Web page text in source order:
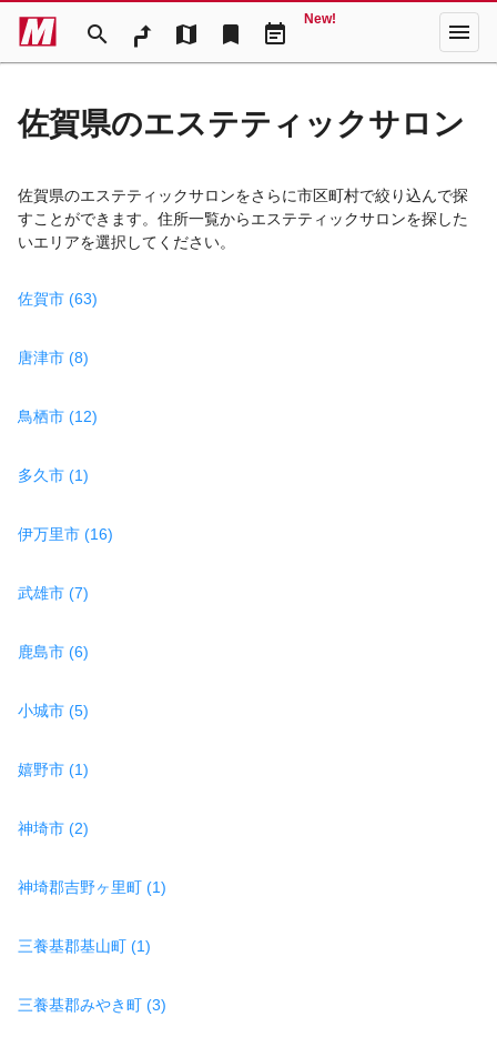
search map bookmark event_note
New! menu
佐賀県のエステティックサロン
佐賀県のエステティックサロンをさらに市区町村で絞り込んで探
すことができます。住所一覧からエステティックサロンを探した
いエリアを選択してください。
佐賀市 (63)
唐津市 (8)
鳥栖市 (12)
多久市 (1)
伊万里市 (16)
武雄市 (7)
鹿島市 (6)
小城市 (5)
嬉野市 (1)
神埼市 (2)
神埼郡吉野ヶ里町 (1)
三養基郡基山町 (1)
三養基郡みやき町 (3)